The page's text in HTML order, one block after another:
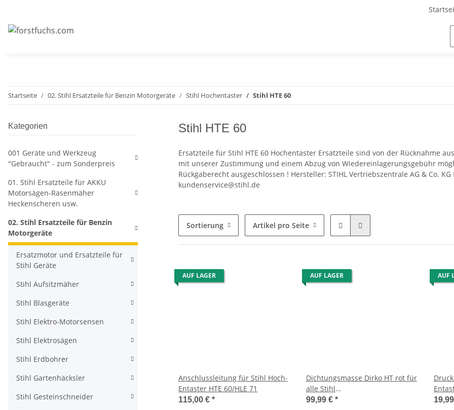
Startseite 02. Stihl Ersatzteile für Benzin Motorgeräte Stihl Hochentaster Stihl HTE 60
Stihl HTE 60
Ersatzteile für Stihl HTE 60 Hochentaster Ersatzteile sind von der Rücknahme
mit unserer Zustimmung und einem Abzug von Wiedereinlagerungsgebühr
Rückgaberecht ausgeschlossen ! Hersteller: STIHL Vertriebszentrale AG & Co.
kundenservice@stihl.de
Sortierung Artikel pro Seite
AUF LAGER
Anschlussleitung für Stihl Hoch-
Entaster HTE 60/HLE 71
115,00 € *
AUF LAGER
Dichtungsmasse Dirko HT rot für
alle Stihl
Motorsensen/Blasgeräte/Heckenscheren
99,99 € *
AUF
Kategorien
001 Geräte und Werkzeug
"Gebraucht" - zum Sonderpreis
01. Stihl Ersatzteile für AKKU
Motorsägen-Rasenmäher
Heckenscheren usw.
02. Stihl Ersatzteile für Benzin
Motorgeräte
Ersatzmotor und Ersatzteile für
Stihl Geräte
Stihl Aufsitzmäher
Stihl Blasgeräte
Stihl Elektro-Motorsensen
Stihl Elektrosägen
Stihl Erdbohrer
Stihl Gartenhäcksler
Stihl Gesteinschneider